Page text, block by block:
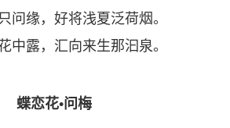
问缘，好将浅夏泛荷烟。
中露，汇向来生那汩泉。
蝶恋花•问梅